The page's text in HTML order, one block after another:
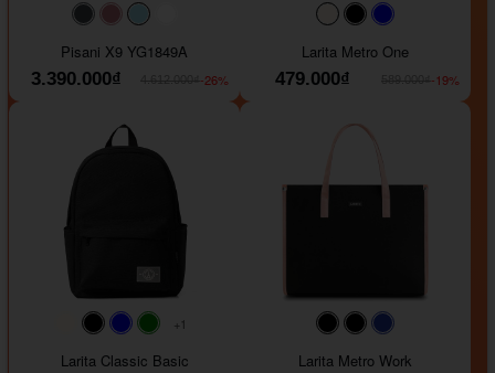
#40454a#b76e79
Pisani X9 YG1849A
3.390.000₫
-26%
#faf0e6#000000
Larita Metro One
479.000₫
-19%
#faf0e6#000000#0000FF
+1
Larita Classic Basic
#000000#000000
Larita Metro Work